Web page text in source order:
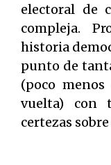
electoral de
compleja.
historia
punto de
(poco
vuelta) con
certezas